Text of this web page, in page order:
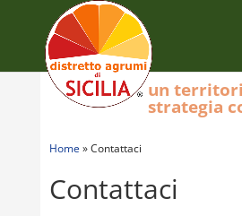
Home »Contattaci
Contattaci
un
strategia